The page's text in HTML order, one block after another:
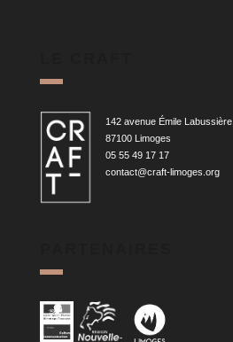
142 avenue Émile Labussière
87100 Limoges
05 55 49 17 17
contact@craft-limoges.org